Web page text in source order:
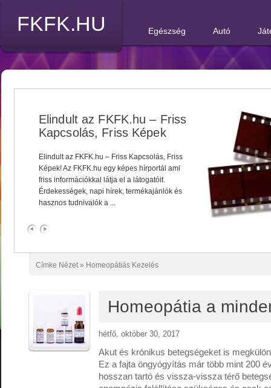
FKFK.HU Egészség Autó
Elindult az FKFK.hu – Friss
Kapcsolás, Friss Képek
Elindult az FKFK.hu – Friss Kapcsolás, Friss
Képek! Az FKFK.hu egy képes hírportál ami
friss információkkal látja el a látogatóit.
Érdekességek, napi hírek, termékajánlók és
hasznos tudnivalók a ...
Címke Nézet » Homeopátiás Kezelés
Homeopátia a
hétfő, október 30, 2017
Akut és krónikus betegségeket is
Ez a fajta öngyógyítás már több mint 200
hosszan tartó és vissza-vissza térő